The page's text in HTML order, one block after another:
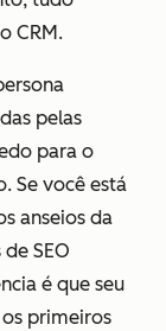
CRM.
pelas
para o
Se você está
anseios da
SEO
é que seu
primeiros